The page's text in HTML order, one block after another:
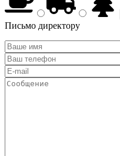
Письмо директору